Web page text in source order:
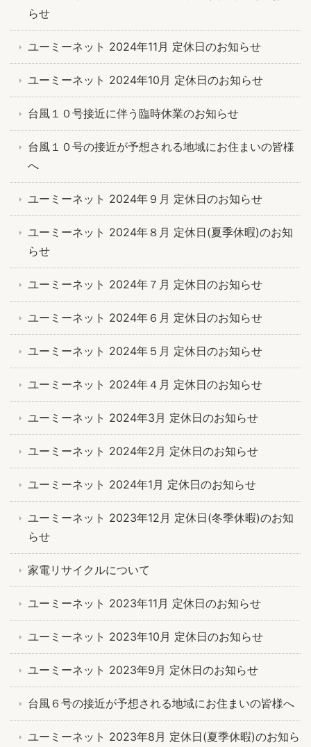
らせ
ユーミーネット 2024年11月 定休日のお知らせ
ユーミーネット 2024年10月 定休日のお知らせ
台風１０号接近に伴う臨時休業のお知らせ
台風１０号の接近が予想される地域にお住まいの皆様
へ
ユーミーネット 2024年９月 定休日のお知らせ
ユーミーネット 2024年８月 定休日(夏季休暇)のお知
らせ
ユーミーネット 2024年７月 定休日のお知らせ
ユーミーネット 2024年６月 定休日のお知らせ
ユーミーネット 2024年５月 定休日のお知らせ
ユーミーネット 2024年４月 定休日のお知らせ
ユーミーネット 2024年3月 定休日のお知らせ
ユーミーネット 2024年2月 定休日のお知らせ
ユーミーネット 2024年1月 定休日のお知らせ
ユーミーネット 2023年12月 定休日(冬季休暇)のお知
らせ
家電リサイクルについて
ユーミーネット 2023年11月 定休日のお知らせ
ユーミーネット 2023年10月 定休日のお知らせ
ユーミーネット 2023年9月 定休日のお知らせ
台風６号の接近が予想される地域にお住まいの皆様へ
ユーミーネット 2023年8月 定休日(夏季休暇)のお知ら